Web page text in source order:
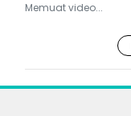
Memuat video...